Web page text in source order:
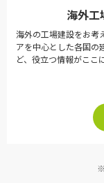
海外工
海外の工場建設をお考
アを中心とした各国の
ど、役立つ情報がここ